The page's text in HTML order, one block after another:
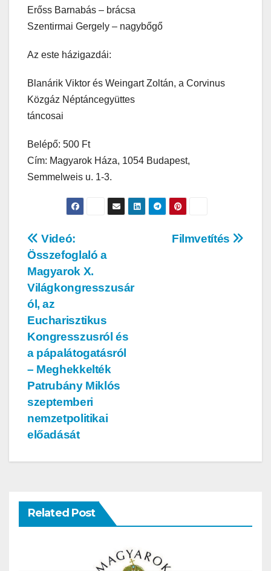
Erőss Barnabás – brácsa
Szentirmai Gergely – nagybőgő
Az este házigazdái:
Blanárik Viktor és Weingart Zoltán, a Corvinus
Közgáz Néptáncegyüttes
táncosai
Belépő: 500 Ft
Cím: Magyarok Háza, 1054 Budapest,
Semmelweis u. 1-3.
Filmvetítés
Videó:
Összefoglaló a
Magyarok X.
Világkongresszusár
ól, az
Eucharisztikus
Kongresszusról és
a pápalátogatásról
– Meghekkelték
Patrubány Miklós
szeptemberi
nemzetpolitikai
előadását
Related Post